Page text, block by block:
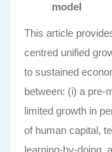
model
This article
centred unified
to sustained
between: (i) a pre-
limited growth in
of human capital,
learning-by-doing,